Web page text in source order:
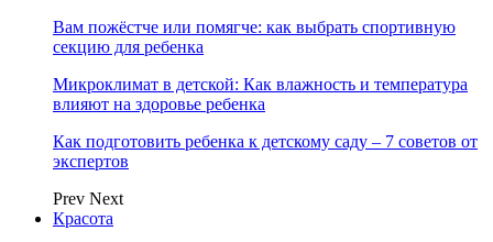
Вам пожёстче или помягче: как выбрать спортивную
секцию для ребенка
Микроклимат в детской: Как влажность и температура
влияют на здоровье ребенка
Как подготовить ребенка к детскому саду – 7 советов от
экспертов
Prev Next
Красота